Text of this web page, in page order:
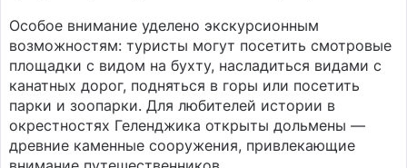
Особое внимание уделено экскурсионным
возможностям: туристы могут посетить смотровые
площадки с видом на бухту, насладиться видами с
канатных дорог, подняться в горы или посетить
парки и зоопарки. Для любителей истории в
окрестностях Геленджика открыты дольмены —
древние каменные сооружения, привлекающие